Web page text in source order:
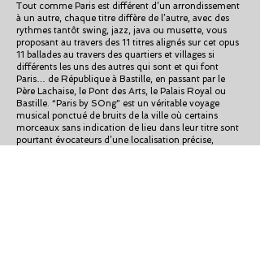
Tout comme Paris est différent d’un arrondissement
à un autre, chaque titre diffère de l’autre, avec des
rythmes tantôt swing, jazz, java ou musette, vous
proposant au travers des 11 titres alignés sur cet opus
11 ballades au travers des quartiers et villages si
différents les uns des autres qui sont et qui font
Paris… de République à Bastille, en passant par le
Père Lachaise, le Pont des Arts, le Palais Royal ou
Bastille. “Paris by SOng” est un véritable voyage
musical ponctué de bruits de la ville où certains
morceaux sans indication de lieu dans leur titre sont
pourtant évocateurs d’une localisation précise,